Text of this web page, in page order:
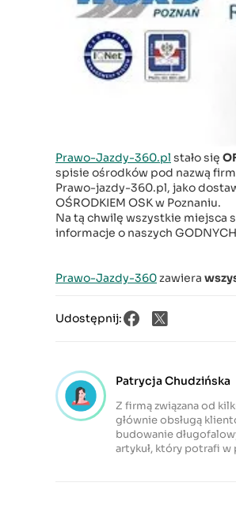
Prawo-Jazdy-360.pl stało się
spisie ośrodków pod nazwą firmy
Prawo-jazdy-360.pl, jako
OŚRODKIEM OSK w Poznaniu.
Na tą chwilę wszystkie miejsca
informacje o naszych
Prawo-Jazdy-360zawiera
Udostępnij:
Patrycja Chudzińska
Z firmą związana od
głównie obsługą
budowanie
artykuł, który potrafi